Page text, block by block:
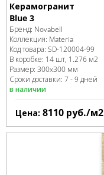
Керамогранит
Blue 3
Бренд: Novabell
Коллекция: Materia
Код товара: SD-120004-99
В коробке: 14 шт, 1.276 м2
Размер: 300x300 мм
Сроки доставки: 7 - 9 дней
в наличии
Цена: 8110 руб./м2